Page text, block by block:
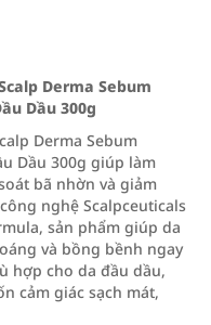
Derma Sebum
Dầu 300g
Derma Sebum
Dầu 300g giúp làm
bã nhờn và giảm
nghệ Scalpceuticals
sản phẩm giúp da
và bồng bềnh ngay
hợp cho da đầu dầu,
cảm giác sạch mát,